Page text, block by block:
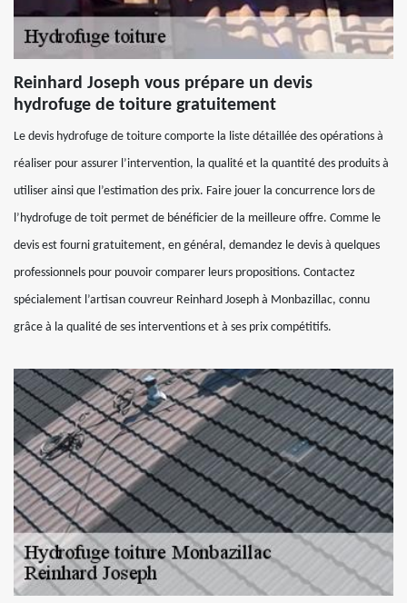
Reinhard Joseph vous prépare un devis
hydrofuge de toiture gratuitement
Le devis hydrofuge de toiture comporte la liste détaillée des opérations à
réaliser pour assurer l’intervention, la qualité et la quantité des produits à
utiliser ainsi que l’estimation des prix. Faire jouer la concurrence lors de
l’hydrofuge de toit permet de bénéficier de la meilleure offre. Comme le
devis est fourni gratuitement, en général, demandez le devis à quelques
professionnels pour pouvoir comparer leurs propositions. Contactez
spécialement l’artisan couvreur Reinhard Joseph à Monbazillac, connu
grâce à la qualité de ses interventions et à ses prix compétitifs.